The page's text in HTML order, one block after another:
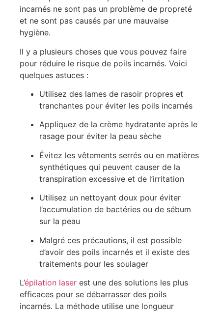
incarnés ne sont pas un problème de propreté
et ne sont pas causés par une mauvaise
hygiène.
Il y a plusieurs choses que vous pouvez faire
pour réduire le risque de poils incarnés. Voici
quelques astuces :
Utilisez des lames de rasoir propres et
tranchantes pour éviter les poils incarnés
Appliquez de la crème hydratante après le
rasage pour éviter la peau sèche
Évitez les vêtements serrés ou en matières
synthétiques qui peuvent causer de la
transpiration excessive et de l’irritation
Utilisez un nettoyant doux pour éviter
l’accumulation de bactéries ou de sébum
sur la peau
Malgré ces précautions, il est possible
d’avoir des poils incarnés et il existe des
traitements pour les soulager
L’épilation laser est une des solutions les plus
efficaces pour se débarrasser des poils
incarnés. La méthode utilise une longueur